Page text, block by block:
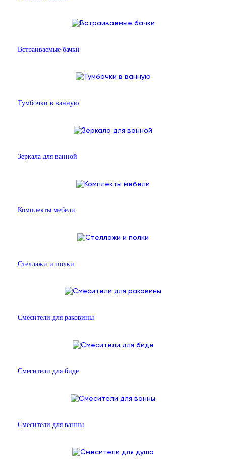
Встраиваемые бачки
Тумбочки в ванную
Зеркала для ванной
Комплекты мебели
Стеллажи и полки
Смесители для раковины
Смесители для биде
Смесители для ванны